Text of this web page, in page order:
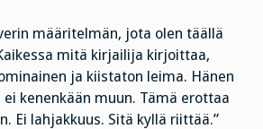
määritelmän, jota olen täällä
mitä kirjailija kirjoittaa,
ja kiistaton leima. Hänen
kenenkään muun. Tämä erottaa
Ei lahjakkuus. Sitä kyllä riittää.”